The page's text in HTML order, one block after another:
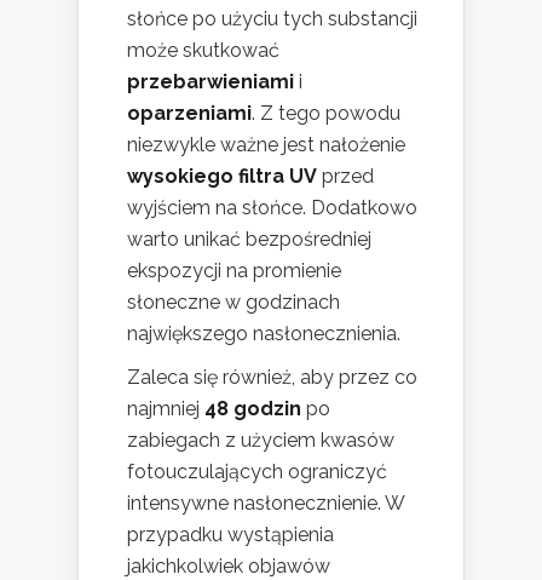
słońce po użyciu tych substancji
może skutkować
przebarwieniami i
oparzeniami. Z tego powodu
niezwykle ważne jest nałożenie
wysokiego filtra UV przed
wyjściem na słońce. Dodatkowo
warto unikać bezpośredniej
ekspozycji na promienie
słoneczne w godzinach
największego nasłonecznienia.
Zaleca się również, aby przez co
najmniej 48 godzin po
zabiegach z użyciem kwasów
fotouczulających ograniczyć
intensywne nasłonecznienie. W
przypadku wystąpienia
jakichkolwiek objawów